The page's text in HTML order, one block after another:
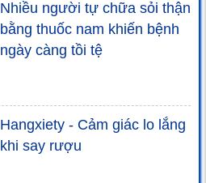
Nhiều người tự chữa sỏi thận
bằng thuốc nam khiến bệnh
ngày càng tồi tệ
Hangxiety - Cảm giác lo lắng
khi say rượu